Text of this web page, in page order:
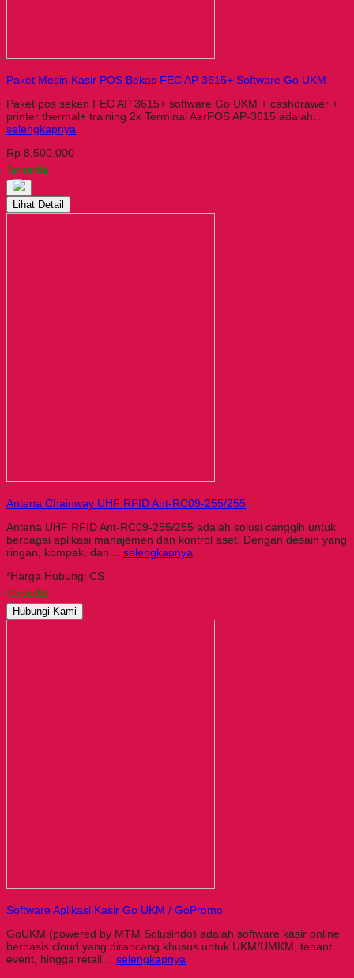
Paket Mesin Kasir POS Bekas FEC AP 3615+ Software Go UKM
Paket pos seken FEC AP 3615+ software Go UKM + cashdrawer +
printer thermal+ training 2x Terminal AerPOS AP-3615 adalah…
selengkapnya
Rp 8.500.000
Tersedia
Lihat Detail
Antena Chainway UHF RFID Ant-RC09-255/255
Antena UHF RFID Ant-RC09-255/255 adalah solusi canggih untuk
berbagai aplikasi manajemen dan kontrol aset. Dengan desain yang
ringan, kompak, dan… selengkapnya
*Harga Hubungi CS
Tersedia
Hubungi Kami
Software Aplikasi Kasir Go UKM / GoPromo
GoUKM (powered by MTM Solusindo) adalah software kasir online
berbasis cloud yang dirancang khusus untuk UKM/UMKM, tenant
event, hingga retail… selengkapnya